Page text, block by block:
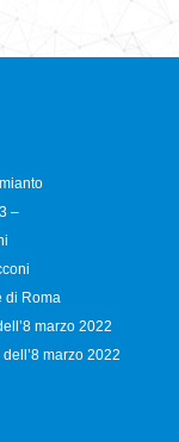
–
di Roma
marzo 2022
marzo 2022